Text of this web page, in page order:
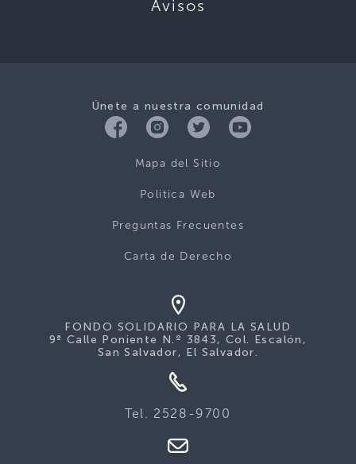
Avisos
Únete a nuestra comunidad
Mapa del Sitio
Politica Web
Preguntas Frecuentes
Carta de Derecho
FONDO SOLIDARIO PARA LA SALUD
9ª Calle Poniente N.º 3843, Col. Escalón,
San Salvador, El Salvador.
Tel. 2528-9700